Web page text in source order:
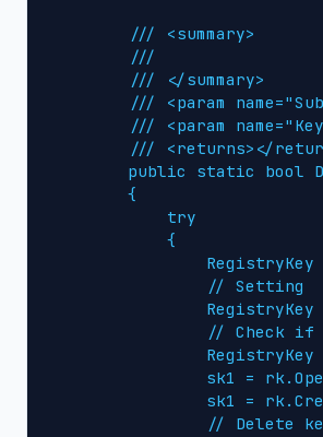
        /// <summary>
        ///
        /// </summary>
/// <param
/// <param
/// <returns></
public static bool
        {
            try
            {
                // Setting
RegistryKey
// Check
RegistryKey
sk1 =
sk1 =
// Delete